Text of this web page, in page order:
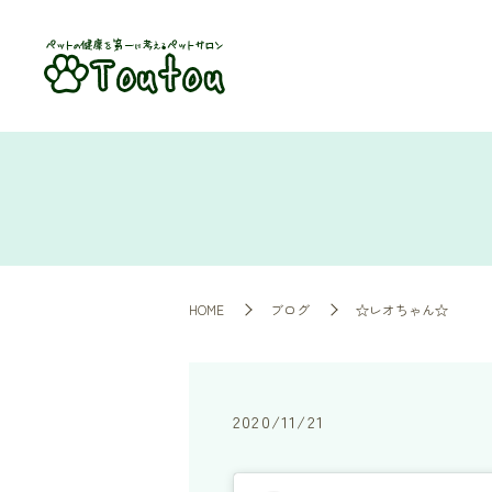
HOME ブログ ☆レオちゃん☆
2020/11/21